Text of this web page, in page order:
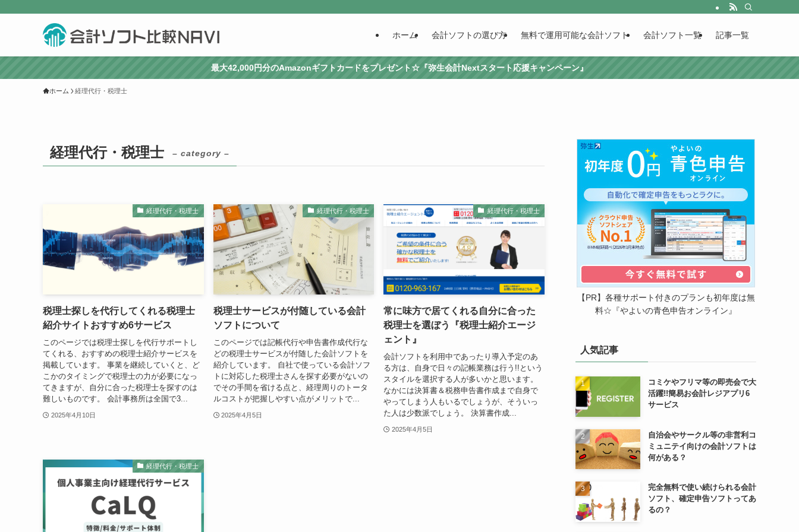
ホーム 会計ソフトの選び方 無料で運用可能な会計ソフト 会計ソフト一覧 記事一覧
最大42,000円分のAmazonギフトカードをプレゼント☆『弥生会計Nextスタート応援キャンペーン』
ホーム 経理代行・税理士
経理代行・税理士 – category –
経理代行・税理士
税理士探しを代行してくれる税理士
紹介サイトおすすめ6サービス
このページでは税理士探しを代行サポートし
てくれる、おすすめの税理士紹介サービスを
掲載しています。 事業を継続していくと、ど
こかのタイミングで税理士の力が必要になっ
てきますが、自分に合った税理士を探すのは
難しいものです。 会計事務所は全国で3...
2025年4月10日
経理代行・税理士
税理士サービスが付随している会計
ソフトについて
このページでは記帳代行や申告書作成代行な
どの税理士サービスが付随した会計ソフトを
紹介しています。 自社で使っている会計ソフ
トに対応した税理士さんを探す必要がないの
でその手間を省ける点と、経理周りのトータ
ルコストが把握しやすい点がメリットで...
2025年4月5日
経理代行・税理士
常に味方で居てくれる自分に合った
税理士を選ぼう『税理士紹介エージ
ェント』
会計ソフトを利用中であったり導入予定のあ
る方は、自身で日々の記帳業務は行う!!という
スタイルを選択する人が多いかと思います。
なかには決算書＆税務申告書作成まで自身で
やってしまう人もいるでしょうが、そういっ
た人は少数派でしょう。 決算書作成...
2025年4月5日
経理代行・税理士
【PR】各種サポート付きのプランも初年度は無
料☆『やよいの青色申告オンライン』
人気記事
コミケやフリマ等の即売会で大
活躍!!簡易お会計レジアプリ6
サービス
自治会やサークル等の非営利コ
ミュニテイ向けの会計ソフトは
何がある？
完全無料で使い続けられる会計
ソフト、確定申告ソフトってあ
るの？